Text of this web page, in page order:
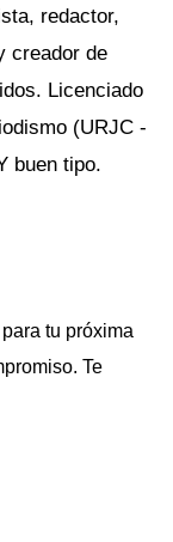
redactor,
creador de
Licenciado
(URJC -
buen tipo.
para tu próxima
Te